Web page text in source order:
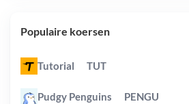
Populaire koersen
Tutorial TUT
Pudgy Penguins PENGU